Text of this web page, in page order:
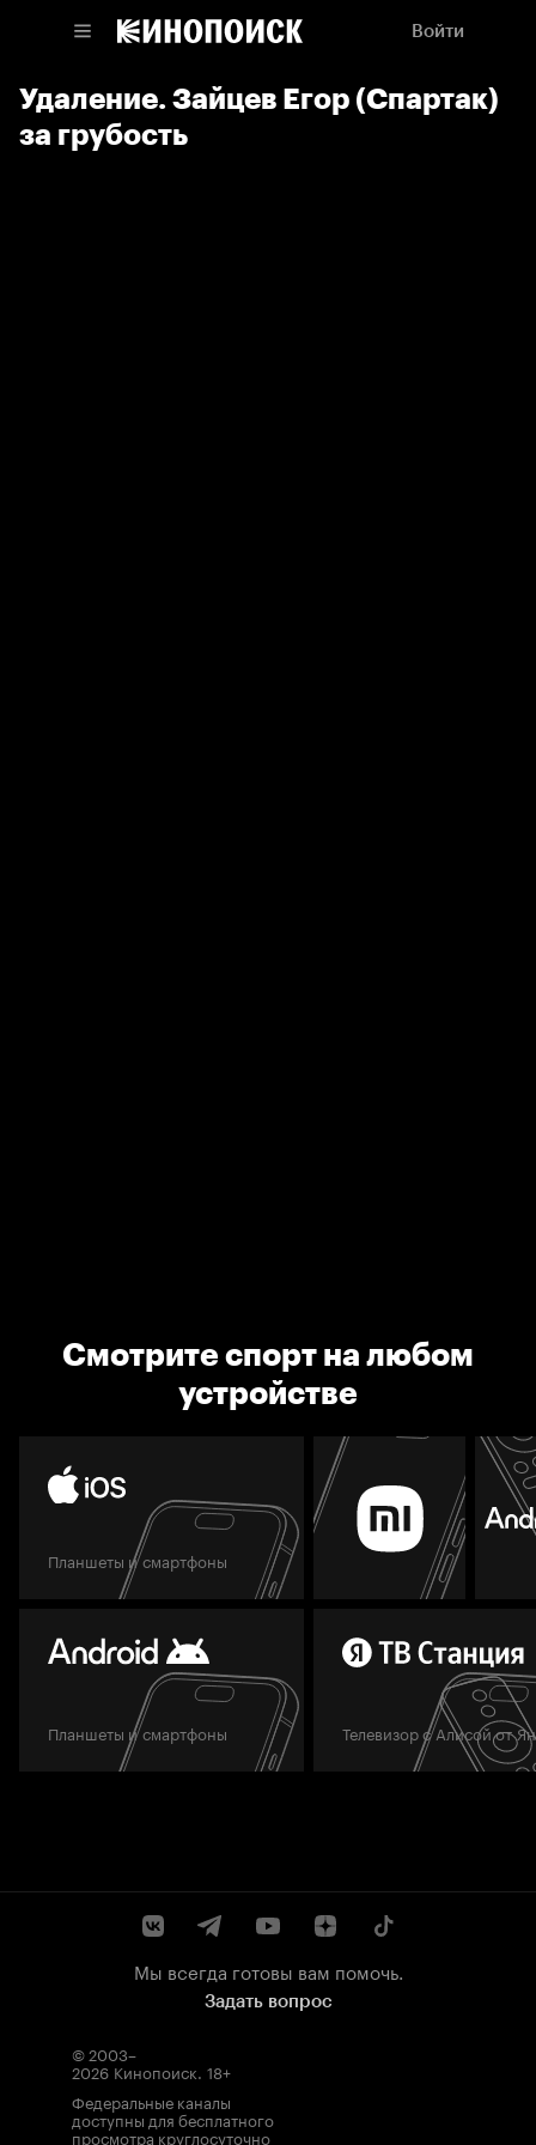
Войти
Удаление. Зайцев Егор (Спартак)
за грубость
Смотрите спорт на любом
устройстве
Планшеты и смартфоны
Планшеты и смартфоны Телевизор с Алисой от
Мы всегда готовы вам помочь.
Задать вопрос
© 2003–
2026 Кинопоиск. 18+
Федеральные каналы
доступны для бесплатного
просмотра круглосуточно